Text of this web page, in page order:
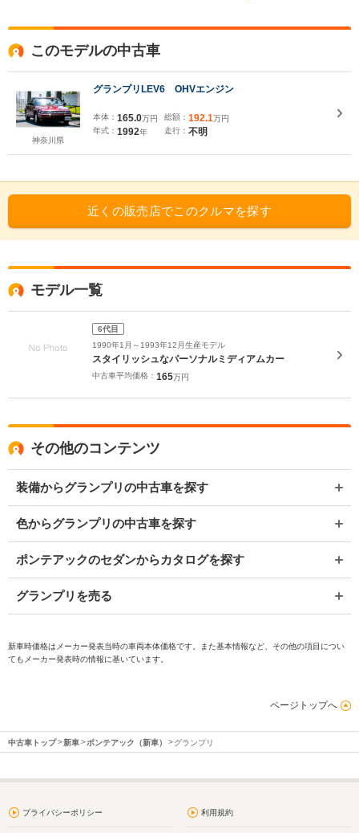
このモデルの中古車
神奈川県
グランプリLEV6 OHVエンジン
本体： 165.0万円
年式： 1992年
総額： 192.1万円
走行： 不明
近くの販売店でこのクルマを探す
モデル一覧
6代目
1990年1月～1993年12月生産モデル
スタイリッシュなパーソナルミディアムカー
中古車平均価格： 165万円
その他のコンテンツ
装備からグランプリの中古車を探す
色からグランプリの中古車を探す
ポンテアックのセダンからカタログを探す
グランプリを売る
新車時価格はメーカー発表当時の車両本体価格です。また基本情報など、その他の項目につい
てもメーカー発表時の情報に基いています。
ページトップへ
中古車トップ 新車 ポンテアック（新車） グランプリ
プライバシーポリシー 利用規約